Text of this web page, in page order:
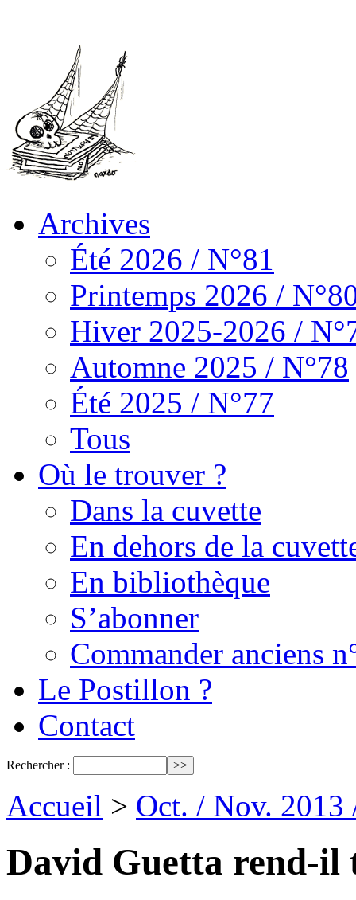
Archives
Été 2026 / N°81
Printemps 2026 /
Hiver 2025-2026 /
Automne 2025 / N°78
Été 2025 / N°77
Tous
Où le trouver ?
Dans la cuvette
En dehors de la
En bibliothèque
S’abonner
Commander anciens
Le Postillon ?
Contact
Rechercher :
Accueil > Oct. / Nov. 2013
David Guetta rend-il